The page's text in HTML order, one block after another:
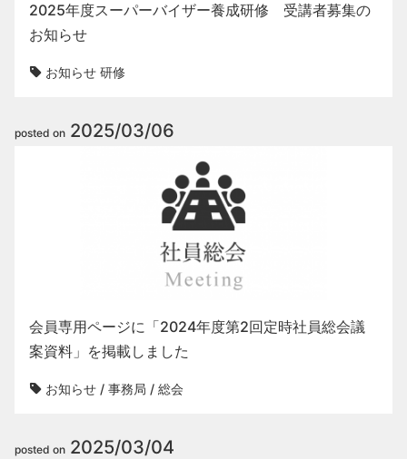
2025年度スーパーバイザー養成研修 受講者募集の
お知らせ
お知らせ 研修
posted on 2025/03/06
会員専用ページに「2024年度第2回定時社員総会議
案資料」を掲載しました
お知らせ / 事務局 / 総会
posted on 2025/03/04